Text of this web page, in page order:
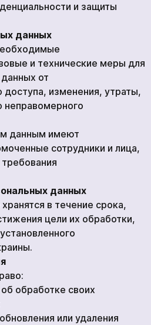
и защиты
данных
и технические меры для
от
доступа, изменения, утраты,
неправомерного
данным имеют
сотрудники и лица,
данных
в течение срока,
цели их обработки,
обработке своих
или удаления